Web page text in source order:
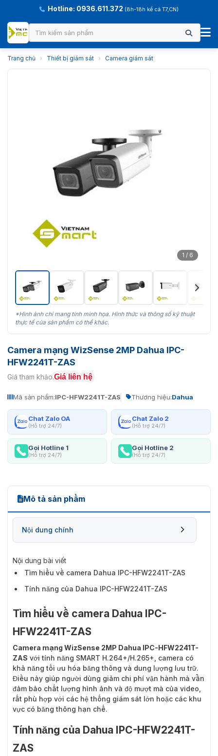
Hotline: 0936.611.372 (8h-18h kể cả T7,CN)
Trang chủ › Thiết bị giám sát › Camera giám sát
1 / 6
*Hình ảnh chỉ mang tính minh họa. Hình thức và thông số kỹ thuật
thực tế của sản phẩm có thể khác.
Camera mạng WizSense 2MP Dahua IPC-
HFW2241T-ZAS
Giá tham khảo:Giá liên hệ
Mã sản phẩm:IPC-HFW2241T-ZAS Thương hiệu:Dahua
Chat Zalo OA
(Hỗ trợ 24/7)
Chat Zalo 2
(Hỗ trợ 24/7)
Gọi Hotline 1
(Hỗ trợ 24/7)
Gọi Hotline 2
(Hỗ trợ 24/7)
Mô tả sản phẩm
Nội dung chính
Nội dung bài viết
Tìm hiểu về camera Dahua IPC-HFW2241T-ZAS
Tính năng của Dahua IPC-HFW2241T-ZAS
Tìm hiểu về camera Dahua IPC-
HFW2241T-ZAS
Camera mạng WizSense 2MP Dahua IPC-HFW2241T-
ZAS với tính năng SMART H.264+/H.265+, camera có
khả năng tối ưu hóa băng thông và dung lượng lưu trữ.
Điều này giúp người dùng giảm chi phí vận hành mà vẫn
đảm bảo chất lượng hình ảnh và độ mượt mà của video,
rất phù hợp với các hệ thống giám sát lớn hoặc các khu
vực có băng thông hạn chế.
Tính năng của Dahua IPC-HFW2241T-
ZAS